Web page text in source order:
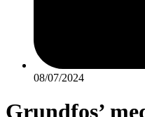
08/07/2024
Grundfos’